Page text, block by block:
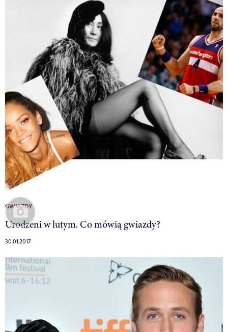
GWIAZDY
Urodzeni w lutym. Co mówią gwiazdy?
30.01.2017